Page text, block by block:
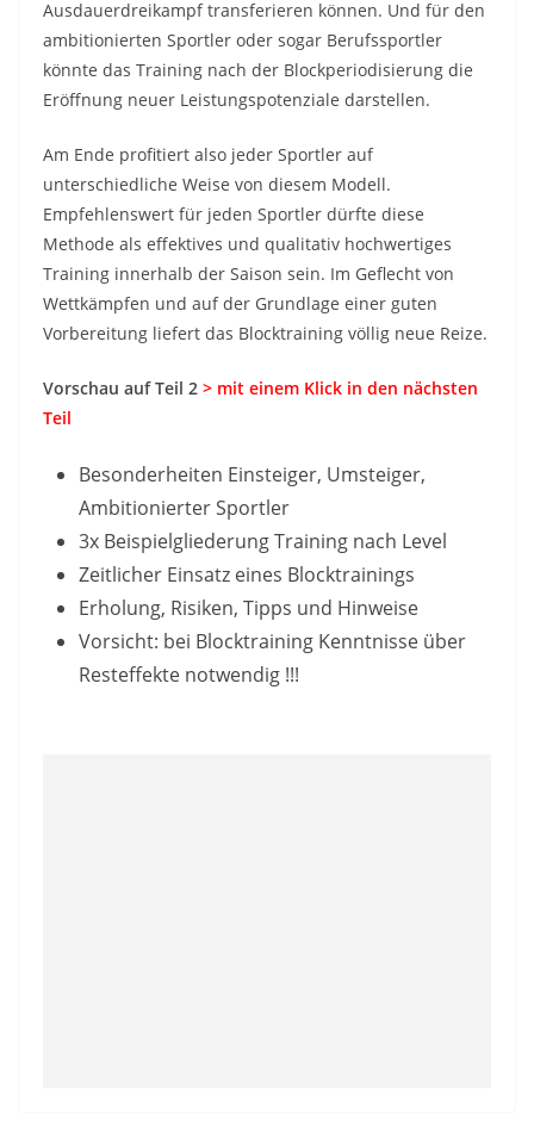
Ausdauerdreikampf transferieren können. Und für den
ambitionierten Sportler oder sogar Berufssportler
könnte das Training nach der Blockperiodisierung die
Eröffnung neuer Leistungspotenziale darstellen.
Am Ende profitiert also jeder Sportler auf
unterschiedliche Weise von diesem Modell.
Empfehlenswert für jeden Sportler dürfte diese
Methode als effektives und qualitativ hochwertiges
Training innerhalb der Saison sein. Im Geflecht von
Wettkämpfen und auf der Grundlage einer guten
Vorbereitung liefert das Blocktraining völlig neue Reize.
Vorschau auf Teil 2 > mit einem Klick in den nächsten
Teil
Besonderheiten Einsteiger, Umsteiger,
Ambitionierter Sportler
3x Beispielgliederung Training nach Level
Zeitlicher Einsatz eines Blocktrainings
Erholung, Risiken, Tipps und Hinweise
Vorsicht: bei Blocktraining Kenntnisse über
Resteffekte notwendig !!!